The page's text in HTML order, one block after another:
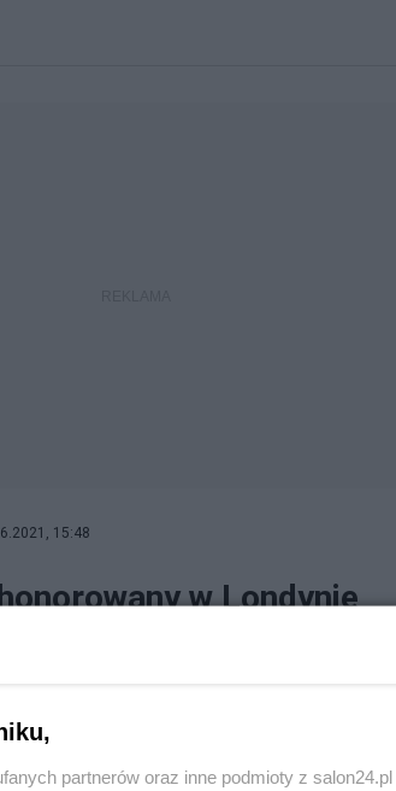
15:48
w Londynie
odsłonięto w Narodowym Muzeum Armii w
poinformowała Polska Agencja Prasowa.
partnerów oraz inne podmioty z